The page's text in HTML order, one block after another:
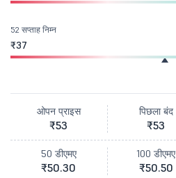
52 सप्ताह निम्न
₹37
ओपन प्राइस
₹53
पिछला बंद
₹53
50 डीएमए
₹50.30
100 डीएमए
₹50.50